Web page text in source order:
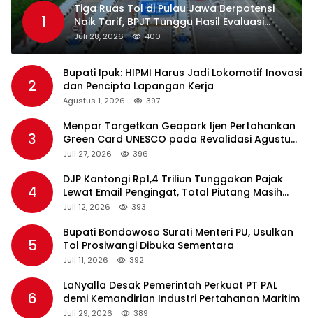
1
Tiga Ruas Tol di Pulau Jawa Berpotensi
Naik Tarif, BPJT Tunggu Hasil Evaluasi
Standar Pelayanan
Juli 28, 2026 400
2
Bupati Ipuk: HIPMI Harus Jadi Lokomotif Inovasi
dan Pencipta Lapangan Kerja
Agustus 1, 2026 397
3
Menpar Targetkan Geopark Ijen Pertahankan
Green Card UNESCO pada Revalidasi Agustus
2026
Juli 27, 2026 396
4
DJP Kantongi Rp1,4 Triliun Tunggakan Pajak
Lewat Email Pengingat, Total Piutang Masih
Rp36 Triliun
Juli 12, 2026 393
5
Bupati Bondowoso Surati Menteri PU, Usulkan
Tol Prosiwangi Dibuka Sementara
Juli 11, 2026 392
6
LaNyalla Desak Pemerintah Perkuat PT PAL
demi Kemandirian Industri Pertahanan Maritim
Juli 29, 2026 389